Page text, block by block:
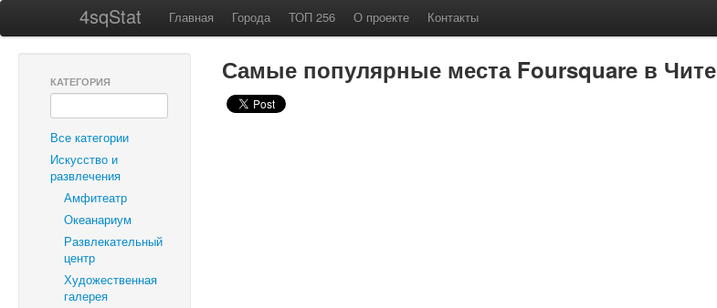
4sqStat Главная Города ТОП 256 О проекте Контакты
КАТЕГОРИЯ
Все категории
Искусство и
развлечения
Амфитеатр
Океанариум
Развлекательный
центр
Художественная
галерея
Самые популярные места Foursquare в Чите